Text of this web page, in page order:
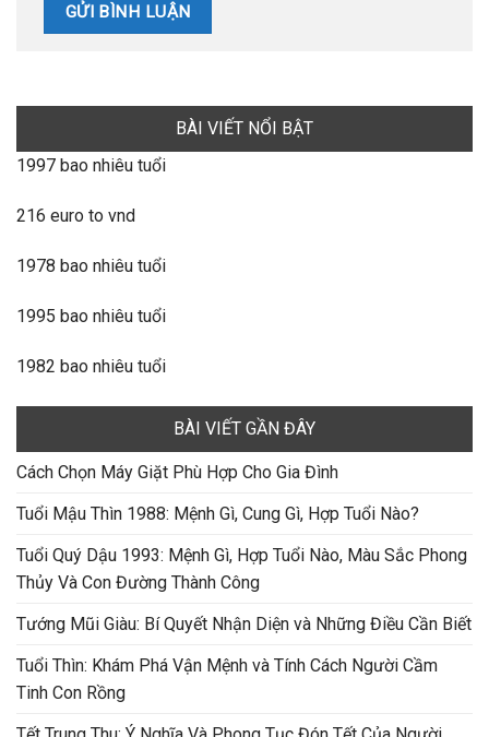
BÀI VIẾT NỔI BẬT
1997 bao nhiêu tuổi
216 euro to vnd
1978 bao nhiêu tuổi
1995 bao nhiêu tuổi
1982 bao nhiêu tuổi
BÀI VIẾT GẦN ĐÂY
Cách Chọn Máy Giặt Phù Hợp Cho Gia Đình
Tuổi Mậu Thìn 1988: Mệnh Gì, Cung Gì, Hợp Tuổi Nào?
Tuổi Quý Dậu 1993: Mệnh Gì, Hợp Tuổi Nào, Màu Sắc Phong
Thủy Và Con Đường Thành Công
Tướng Mũi Giàu: Bí Quyết Nhận Diện và Những Điều Cần Biết
Tuổi Thìn: Khám Phá Vận Mệnh và Tính Cách Người Cầm
Tinh Con Rồng